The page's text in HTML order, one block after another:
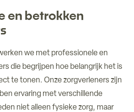
en betrokken
we met professionele en
die begrijpen hoe belangrijk het is
te tonen. Onze zorgverleners zijn
ervaring met verschillende
niet alleen fysieke zorg, maar